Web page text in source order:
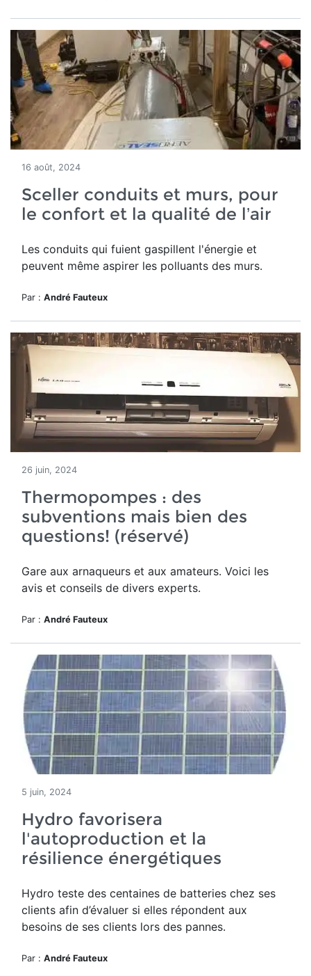
16 août, 2024
Sceller conduits et murs, pour
le confort et la qualité de l’air
Les conduits qui fuient gaspillent l'énergie et
peuvent même aspirer les polluants des murs.
Par : André Fauteux
26 juin, 2024
Thermopompes : des
subventions mais bien des
questions! (réservé)
Gare aux arnaqueurs et aux amateurs. Voici les
avis et conseils de divers experts.
Par : André Fauteux
5 juin, 2024
Hydro favorisera
l'autoproduction et la
résilience énergétiques
Hydro teste des centaines de batteries chez ses
clients afin d’évaluer si elles répondent aux
besoins de ses clients lors des pannes.
Par : André Fauteux